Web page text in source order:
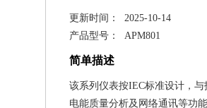
更新时间： 2025-10-14
产品型号：APM801
简单描述
该系列仪表按IEC标准设计，
电能质量分析及网络通讯等功